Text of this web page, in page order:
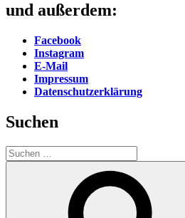
und außerdem:
Facebook
Instagram
E-Mail
Impressum
Datenschutzerklärung
Suchen
Suche
nach: